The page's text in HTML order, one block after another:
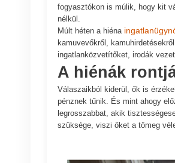
fogyasztókon is múlik, hogy kit
nélkül.
Múlt héten a hiéna
kamuvevőkről,
ingatlanközvetítőket, irodák
A hiénák
Válaszaikból kiderül, ők is
pénznek tűnik. És mint ahogy
legrosszabbat, akik
szüksége, viszi őket a tömeg